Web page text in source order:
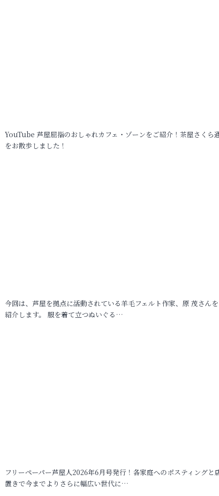
YouTube 芦屋屈指のおしゃれカフェ・ゾーンをご紹介！茶屋さくら
をお散歩しました！
今回は、芦屋を拠点に活動されている羊毛フェルト作家、原 茂さん
紹介します。 服を着て立つぬいぐる…
フリーペーパー芦屋人2026年6月号発行！各家庭へのポスティングと
置きで今までよりさらに幅広い世代に…